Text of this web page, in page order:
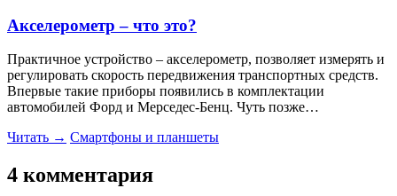
Акселерометр – что это?
Практичное устройство – акселерометр, позволяет измерять и
регулировать скорость передвижения транспортных средств.
Впервые такие приборы появились в комплектации
автомобилей Форд и Мерседес-Бенц. Чуть позже…
Читать → Смартфоны и планшеты
4 комментария